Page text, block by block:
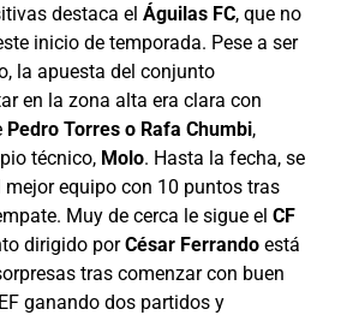
destaca el Águilas FC, que no
inicio de temporada. Pese a ser
la apuesta del conjunto
en la zona alta era clara con
Pedro Torres o Rafa Chumbi,
técnico, Molo. Hasta la fecha, se
equipo con 10 puntos tras
Muy de cerca le sigue el CF
dirigido porCésar Ferrando está
tras comenzar con buen
ganando dos partidos y